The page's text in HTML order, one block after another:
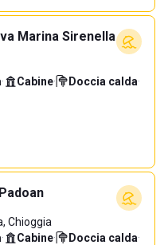
Marina Sirenella
· Cabine· Doccia calda·
Chioggia
· Cabine· Doccia calda·